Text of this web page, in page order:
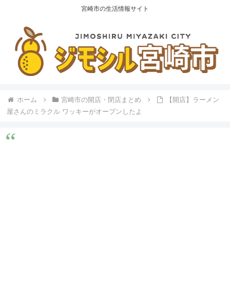
宮崎市の生活情報サイト
ホーム 宮崎市の開店・閉店まとめ
【開店】ラーメン
屋さんのミラクル ワッキーがオープンしたよ